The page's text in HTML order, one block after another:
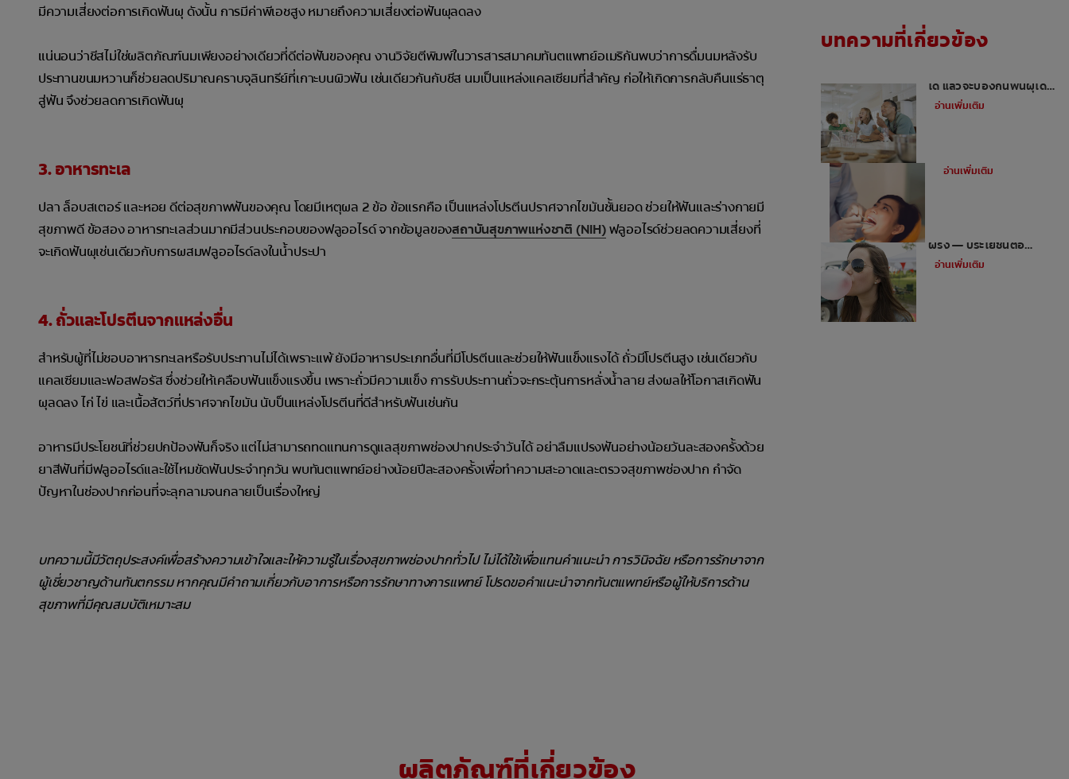
มีความเสี่ยงต่อการเกิดฟันผุ ดังนั้น การมีค่าพีเอชสูง หมายถึงความเสี่ยงต่อฟันผุลดลง
แน่นอนว่าชีสไม่ใช่ผลิตภัณฑ์นมเพียงอย่างเดียวที่ดีต่อฟันของคุณ งานวิจัยตีพิมพ์ในวารสารสมาคมทันตแพทย์อเมริกันพบว่าการดื่มนมหลังรับ
ประทานขนมหวานก็ช่วยลดปริมาณคราบจุลินทรีย์ที่เกาะบนผิวฟัน เช่นเดียวกันกับชีส นมเป็นแหล่งแคลเซียมที่สำคัญ ก่อให้เกิดการกลับคืนแร่ธาตุ
สู่ฟัน จึงช่วยลดการเกิดฟันผุ
3. อาหารทะเล
ปลา ล็อบสเตอร์ และหอย ดีต่อสุขภาพฟันของคุณ โดยมีเหตุผล 2 ข้อ ข้อแรกคือ เป็นแหล่งโปรตีนปราศจากไขมันชั้นยอด ช่วยให้ฟันและร่างกายมี
สุขภาพดี ข้อสอง อาหารทะเลส่วนมากมีส่วนประกอบของฟลูออไรด์ จากข้อมูลของสถาบันสุขภาพแห่งชาติ (NIH)ฟลูออไรด์ช่วยลดความเสี่ยงที่
จะเกิดฟันผุเช่นเดียวกับการผสมฟลูออไรด์ลงในน้ำประปา
4. ถั่วและโปรตีนจากแหล่งอื่น
สำหรับผู้ที่ไม่ชอบอาหารทะเลหรือรับประทานไม่ได้เพราะแพ้ ยังมีอาหารประเภทอื่นที่มีโปรตีนและช่วยให้ฟันแข็งแรงได้ ถั่วมีโปรตีนสูง เช่นเดียวกับ
แคลเซียมและฟอสฟอรัส ซึ่งช่วยให้เคลือบฟันแข็งแรงขึ้น เพราะถั่วมีความแข็ง การรับประทานถั่วจะกระตุ้นการหลั่งน้ำลาย ส่งผลให้โอกาสเกิดฟัน
ผุลดลง ไก่ ไข่ และเนื้อสัตว์ที่ปราศจากไขมัน นับป็นแหล่งโปรตีนที่ดีสำหรับฟันเช่นกัน
อาหารมีประโยชน์ที่ช่วยปกป้องฟันก็จริง แต่ไม่สามารถทดแทนการดูแลสุขภาพช่องปากประจำวันได้ อย่าลืมแปรงฟันอย่างน้อยวันละสองครั้งด้วย
ยาสีฟันที่มีฟลูออไรด์และใช้ไหมขัดฟันประจำทุกวัน พบทันตแพทย์อย่างน้อยปีละสองครั้งเพื่อทำความสะอาดและตรวจสุขภาพช่องปาก กำจัด
ปัญหาในช่องปากก่อนที่จะลุกลามจนกลายเป็นเรื่องใหญ่
บทความนี้มีวัตถุประสงค์เพื่อสร้างความเข้าใจและให้ความรู้ในเรื่องสุขภาพช่องปากทั่วไป ไม่ได้ใช้เพื่อแทนคำแนะนำ การวินิจฉัย หรือการรักษาจาก
ผู้เชี่ยวชาญด้านทันตกรรม หากคุณมีคำถามเกี่ยวกับอาการหรือการรักษาทางการแพทย์ โปรดขอคำแนะนำจากทันตแพทย์หรือผู้ให้บริการด้าน
สุขภาพที่มีคุณสมบัติเหมาะสม
บทความที่เกี่ยวข้อง
ได้ แล้วจะป้องกันฟันผุได้
อย่างไร
อ่านเพิ่มเติม
อ่านเพิ่มเติม
ฝรั่ง — ประโยชน์ต่อ
สุขภาพปาก
อ่านเพิ่มเติม
ผลิตภัณฑ์ที่เกี่ยวข้อง